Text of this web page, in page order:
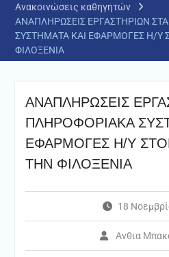
Ανακοινώσεις καθηγητών
ΑΝΑΠΛΗΡΩΣΕΙΣ ΕΡΓΑΣΤΗΡΙΩΝ
ΣΥΣΤΗΜΑΤΑ ΚΑΙ ΕΦΑΡΜΟΓΕΣ Η/Υ
ΦΙΛΟΞΕΝΙΑ
ΑΝΑΠΛΗΡΩΣΕΙΣ
ΠΛΗΡΟΦΟΡΙΑΚΑ
ΕΦΑΡΜΟΓΕΣ Η/Υ
ΤΗΝ ΦΙΛΟΞΕΝΙΑ
18
Ανθια